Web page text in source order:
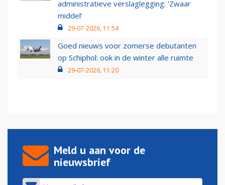
administratieve verslaglegging: ‘Zwaar
middel’
29-07-2026, 11:54
Goed nieuws voor zomerse debutanten
op Schiphol: ook in de winter alle ruimte
29-07-2026, 11:20
Meld u aan voor de
nieuwsbrief